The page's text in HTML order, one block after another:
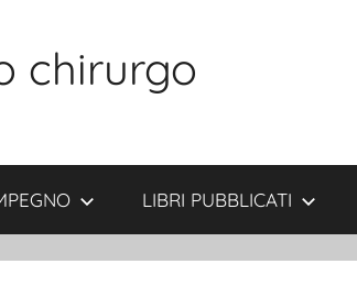
chirurgo
LIBRI PUBBLICATI